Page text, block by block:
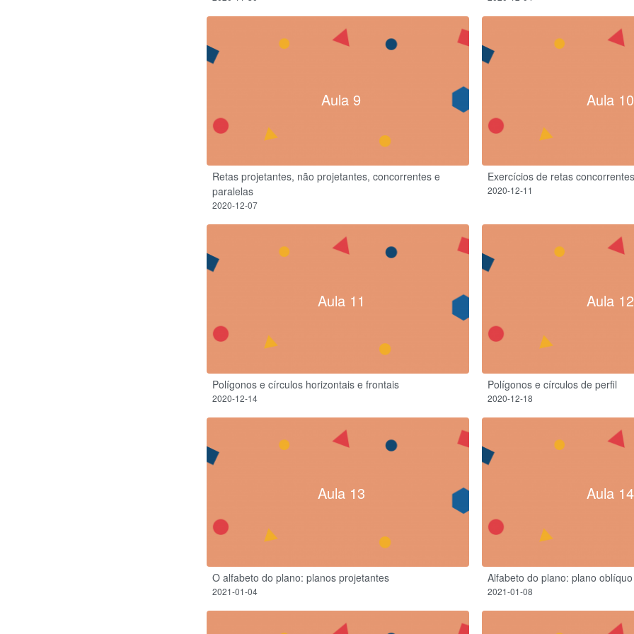
Aula 9
Retas projetantes, não projetantes, concorrentes e
paralelas
2020-12-07
Aula 10
Exercícios de retas concorrentes
2020-12-11
Aula 11
Polígonos e círculos horizontais e frontais
2020-12-14
Aula 12
Polígonos e círculos de perfil
2020-12-18
Aula 13
O alfabeto do plano: planos projetantes
2021-01-04
Aula 14
Alfabeto do plano: plano oblíquo
2021-01-08